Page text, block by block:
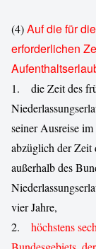
(4)Auf die für
erforderlichen
1. die Zeit des
seiner Ausreise
abzüglich der Zeit
außerhalb des
vier Jahre,
2. höchstens